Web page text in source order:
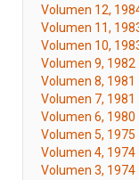
Volumen 12,
Volumen 11,
Volumen 10,
Volumen 9, 1982
Volumen 8, 1981
Volumen 7, 1981
Volumen 6, 1980
Volumen 5, 1975
Volumen 4, 1974
Volumen 3, 1974